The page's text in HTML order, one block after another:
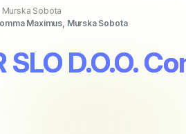
Murska Sobota
Maximus, Murska Sobota
SLO D.O.O.